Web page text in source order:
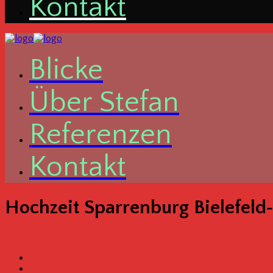
Kon­takt
Bli­cke
Über Ste­fan
Refe­ren­zen
Kon­takt
Hoch­zeit Spar­ren­burg